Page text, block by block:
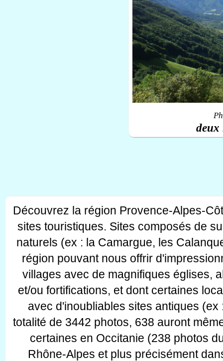
deux
Découvrez la région Provence-Alpes-
sites touristiques. Sites composés de
naturels (ex : la Camargue, les
région pouvant nous offrir
villages avec de magnifiques églises,
et/ou fortifications, et dont certaines
avec d'inoubliables sites antiques
totalité de 3442 photos, 638 auront
certaines en Occitanie (238 photos
Rhône-Alpes et plus précisément